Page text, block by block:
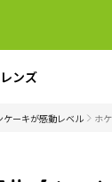
ンズ
ーキが感動レベル ホ